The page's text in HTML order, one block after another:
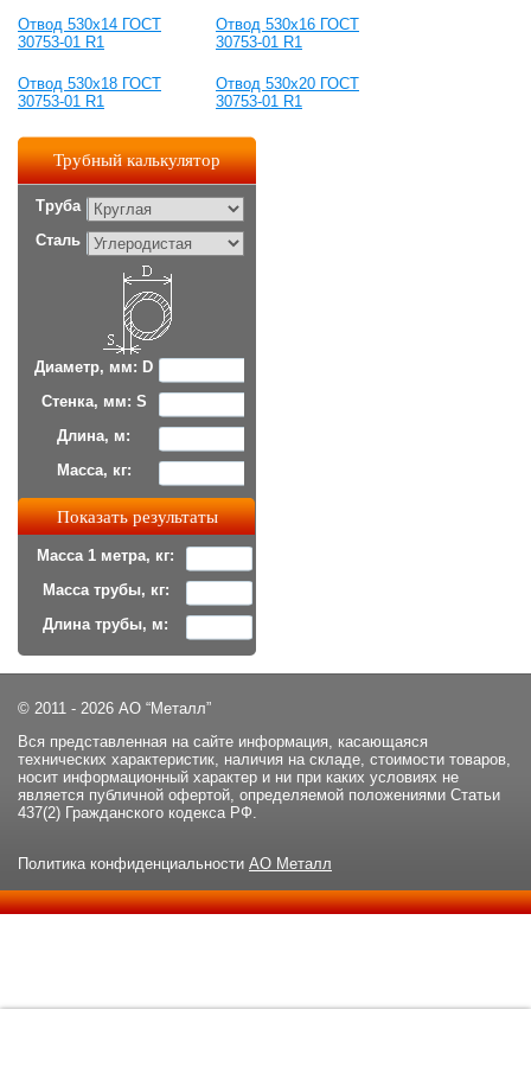
Отвод 530x14 ГОСТ
30753-01 R1
Отвод 530x16 ГОСТ
30753-01 R1
Отвод 530x18 ГОСТ
30753-01 R1
Отвод 530x20 ГОСТ
30753-01 R1
Трубный калькулятор
Труба
Сталь
Диаметр, мм: D
Стенка, мм: S
Длина, м:
Масса, кг:
Масса 1 метра, кг:
Масса трубы, кг:
Длина трубы, м:
© 2011 - 2026 АО “Металл”
Вся представленная на сайте информация, касающаяся
технических характеристик, наличия на складе, стоимости товаров,
носит информационный характер и ни при каких условиях не
является публичной офертой, определяемой положениями Статьи
437(2) Гражданского кодекса РФ.
Политика конфиденциальности АО Металл